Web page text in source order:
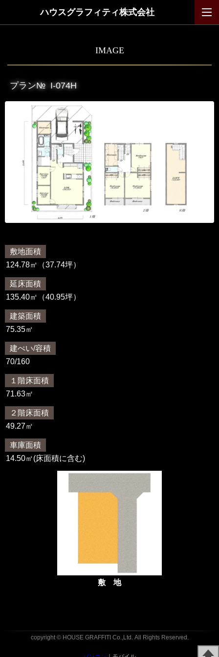
ハウスグラフィティ株式会社
IMAGE
プラン№ I-074H
敷地面積
124.78㎡（37.74坪）
延床面積
135.40㎡（40.95坪）
建築面積
75.35㎡
建ぺい/容積
70/160
１階床面積
71.63㎡
２階床面積
49.27㎡
車庫面積
14.50㎡(床面積に含む)
敷 地
copyright © HOUSE GRAFFITI Co.,Ltd. All Rights Reserved.